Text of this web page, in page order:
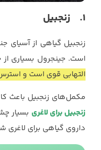
1. زنجبیل
زنجبیل گیاهی از
است. جینجرول بسیاری
التهابی قوی است و
مکمل‌های زنجبیل باعث
زنجبیل برای لاغری بسیار
داروی گیاهی برای